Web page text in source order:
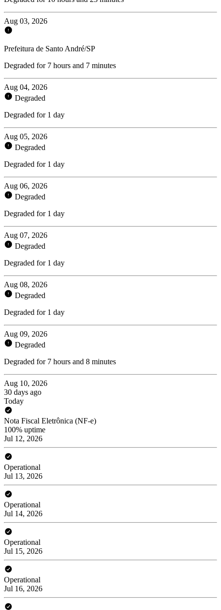
Aug 03, 2026
Prefeitura de Santo André/SP
Degraded for 7 hours and 7 minutes
Aug 04, 2026
Degraded
Degraded for 1 day
Aug 05, 2026
Degraded
Degraded for 1 day
Aug 06, 2026
Degraded
Degraded for 1 day
Aug 07, 2026
Degraded
Degraded for 1 day
Aug 08, 2026
Degraded
Degraded for 1 day
Aug 09, 2026
Degraded
Degraded for 7 hours and 8 minutes
Aug 10, 2026
30 days ago
Today
Nota Fiscal Eletrônica (NF-e)
100% uptime
Jul 12, 2026
Operational
Jul 13, 2026
Operational
Jul 14, 2026
Operational
Jul 15, 2026
Operational
Jul 16, 2026